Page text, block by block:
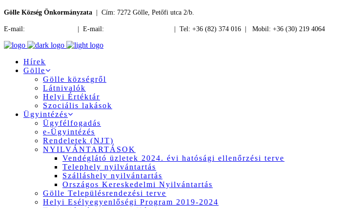
Gölle Község Önkormányzata | Cím: 7272 Gölle, Petőfi utca 2/b.
E-mail: | E-mail: | Tel: +36 (82) 374 016 | Mobil: +36 (30) 219 4064
Hírek
Gölle
Gölle községről
Látnivalók
Helyi Értéktár
Szociális lakások
Ügyintézés
Ügyfélfogadás
e-Ügyintézés
Rendeletek (NJT)
NYILVÁNTARTÁSOK
Vendéglátó üzletek 2024. évi hatósági ellenőrzési terve
Telephely nyilvántartás
Szálláshely nyilvántartás
Országos Kereskedelmi Nyilvántartás
Gölle Településrendezési terve
Helyi Esélyegyenlőségi Program 2019-2024